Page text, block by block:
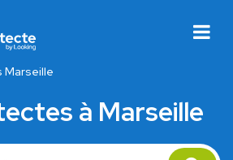
Marseille
à Marseille